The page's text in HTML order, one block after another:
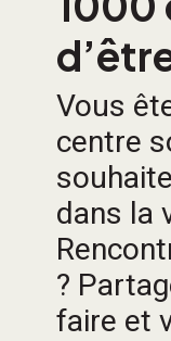
Vous
centre
dans la
?
faire et